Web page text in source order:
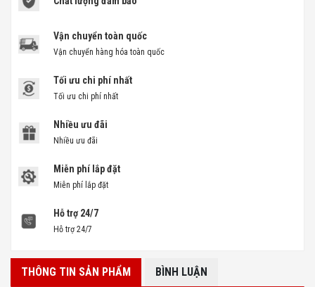
Vận chuyển toàn quốc
Vận chuyển hàng hóa toàn quốc
Tối ưu chi phí nhất
Tối ưu chi phí nhất
Nhiều ưu đãi
Nhiều ưu đãi
Miễn phí lắp đặt
Miễn phí lắp đặt
Hỗ trợ 24/7
Hỗ trợ 24/7
THÔNG TIN SẢN PHẨM BÌNH LUẬN